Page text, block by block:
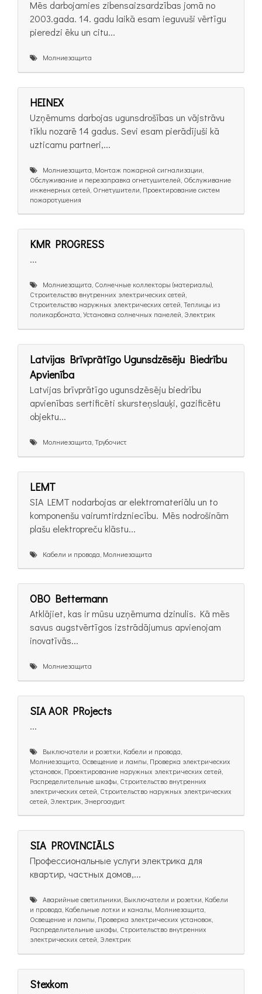
Mēs darbojamies zibensaizsardzības jomā no
2003.gada. 14. gadu laikā esam ieguvuši vērtīgu
pieredzi ēku un citu...
Молниезащита
HEINEX
Uzņēmums darbojas ugunsdrošības un vājstrāvu
tīklu nozarē 14 gadus. Sevi esam pierādījuši kā
uzticamu partneri,...
Молниезащита, Монтаж пожарной сигнализации,
Обслуживание и перезаправка огнетушителей, Обслуживание
инженерных сетей, Огнетушители, Проектирование систем
пожаротушения
KMR PROGRESS
...
Молниезащита, Солнечные коллекторы (материалы),
Строительство внутренних электрических сетей,
Строительство наружных электрических сетей, Теплицы из
поликарбоната, Установка солнечных панелей, Электрик
Latvijas Brīvprātīgo Ugunsdzēsēju Biedrību
Apvienība
Latvijas brīvprātīgo ugunsdzēsēju biedrību
apvienības sertificēti skursteņslauķi, gazificētu
objektu...
Молниезащита, Трубочист
LEMT
SIA LEMT nodarbojas ar elektromateriālu un to
komponenšu vairumtirdzniecību. Mēs nodrošinām
plašu elektropreču klāstu...
Кабели и провода, Молниезащита
OBO Bettermann
Atklājiet, kas ir mūsu uzņēmuma dzinulis. Kā mēs
savus augstvērtīgos izstrādājumus apvienojam
inovatīvās...
Молниезащита
SIA AOR PRojects
...
Выключатели и розетки, Кабели и провода,
Молниезащита, Освещение и лампы, Проверка электрических
установок, Проектирование наружных электрических сетей,
Распределительные шкафы, Строительство внутренних
электрических сетей, Строительство наружных электрических
сетей, Электрик, Энергоаудит
SIA PROVINCIĀLS
Профессиональные услуги электрика для
квартир, частных домов,...
Аварийные светильники, Выключатели и розетки, Кабели
и провода, Кабельные лотки и каналы, Молниезащита,
Освещение и лампы, Проверка электрических установок,
Распределительные шкафы, Строительство внутренних
электрических сетей, Электрик
Stexkom